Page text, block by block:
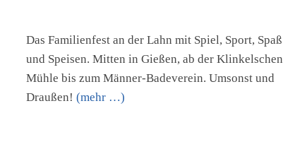
Das Familienfest an der Lahn mit Spiel, Sport, Spaß
und Speisen. Mitten in Gießen, ab der Klinkelschen
Mühle bis zum Männer-Badeverein. Umsonst und
Draußen!(mehr …)